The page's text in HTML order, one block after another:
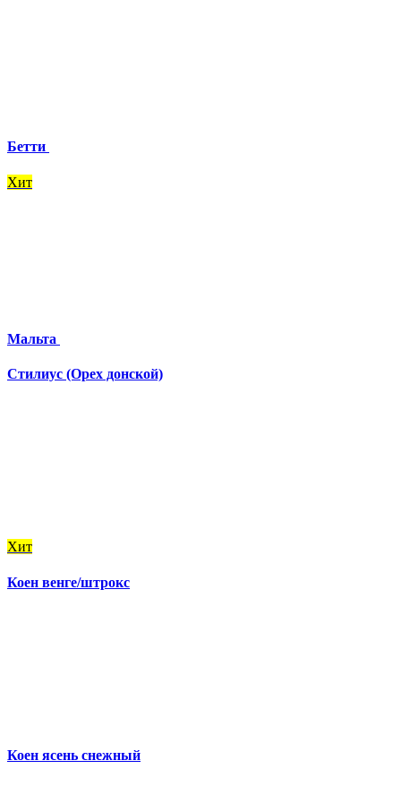
Бетти
Хит
Мальта
Стилиус (Орех донской)
Хит
Коен венге/штрокс
Коен ясень снежный